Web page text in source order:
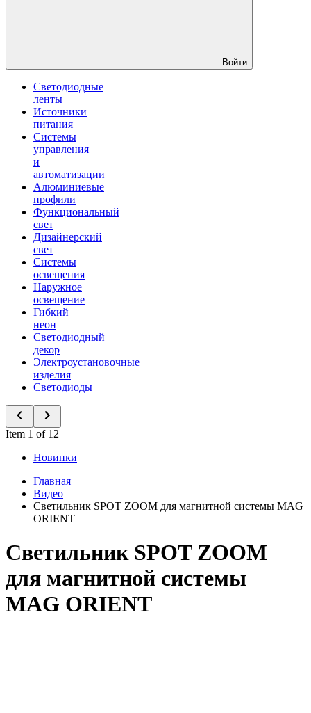
Войти
Светодиодные
ленты
Источники
питания
Системы
управления
и
автоматизации
Алюминиевые
профили
Функциональный
свет
Дизайнерский
свет
Системы
освещения
Наружное
освещение
Гибкий
неон
Светодиодный
декор
Электроустановочные
изделия
Светодиоды
Item 1 of 12
Новинки
Главная
Видео
Светильник SPOT ZOOM для магнитной системы MAG
ORIENT
Светильник SPOT ZOOM
для магнитной системы
MAG ORIENT